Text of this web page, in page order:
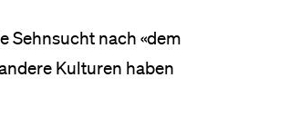
Sehnsucht nach «dem
Kulturen haben